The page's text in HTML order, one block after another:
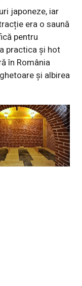
japoneze, iar
era o saună
pentru
practica și hot
în România
și albirea